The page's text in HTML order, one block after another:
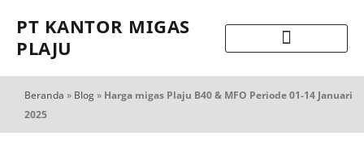
PT KANTOR MIGAS
PLAJU
Beranda » Blog» Harga migas Plaju B40 & MFO Periode 01-14 Januari
2025